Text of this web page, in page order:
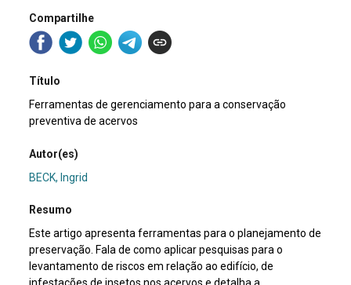
Compartilhe
Título
Ferramentas de gerenciamento para a conservação
preventiva de acervos
Autor(es)
BECK, Ingrid
Resumo
Este artigo apresenta ferramentas para o planejamento de
preservação. Fala de como aplicar pesquisas para o
levantamento de riscos em relação ao edifício, de